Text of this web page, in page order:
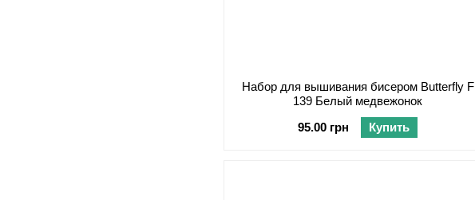
Набор для вышивания бисером Butterfly F
139 Белый медвежонок
95.00 грн
Купить